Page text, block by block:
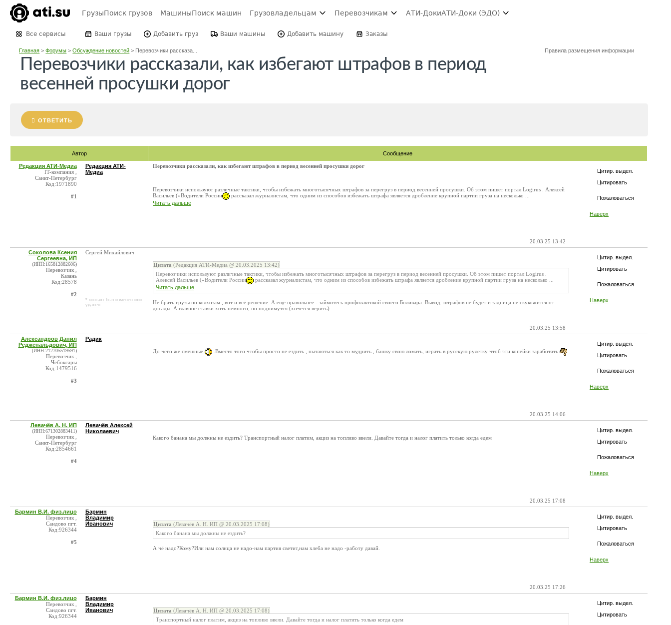
ГрузыПоиск грузов МашиныПоиск машин Грузовладельцам Перевозчикам АТИ-ДокиАТИ-Доки (ЭДО)
Все сервисы Ваши грузы Добавить груз Ваши машины Добавить машину Заказы
Главная >Форумы >Обсуждение новостей > Перевозчики рассказа... Правила размещения информации
Перевозчики рассказали, как избегают штрафов в период
весенней просушки дорог
ОТВЕТИТЬ
Автор Сообщение
Цитир. выдел.
Цитировать
Пожаловаться
Наверх
Редакция АТИ-Медиа
IT-компания ,
Санкт-Петербург
Код:1971890
#1
Редакция АТИ-
Медиа
Перевозчики рассказали, как избегают штрафов в период весенней просушки дорог
Перевозчики используют различные тактики, чтобы избежать многотысячных штрафов за перегруз в период весенней просушки. Об этом пишет портал Logirus . Алексей
Васильев («Водители России
рассказал журналистам, что одним из способов избежать штрафа является дробление крупной партии груза на несколько ...
Читать дальше
20.03.25 13:42
Цитир. выдел.
Цитировать
Пожаловаться
Наверх
Соколова Ксения
Сергеевна, ИП
(ИНН:165812882606)
Перевозчик ,
Казань
Код:28578
#2
Сергей Михайлович
* контакт был изменен или
удален
Цитата (Редакция АТИ-Медиа @ 20.03.2025 13:42)
Перевозчики используют различные тактики, чтобы избежать многотысячных штрафов за перегруз в период весенней просушки. Об этом пишет портал Logirus .
Алексей Васильев («Водители России
рассказал журналистам, что одним из способов избежать штрафа является дробление крупной партии груза на несколько ...
Читать дальше
Не брать грузы по колхозам , вот и всё решение. А ещё правильнее - займитесь профилактикой своего Боливара. Вывод: штрафов не будет и задница не скукожится от
досады. А главное ставки хоть немного, но поднимутся (хочется верить)
20.03.25 13:58
Цитир. выдел.
Цитировать
Пожаловаться
Наверх
Александров Данил
Редженальдович, ИП
(ИНН:212705519591)
Перевозчик ,
Чебоксары
Код:1479516
#3
Радик
До чего же смешные .Вместо того чтобы просто не ездить , пытаються как то мудрить , башку свою ломать, играть в русскую рулетку чтоб эти копейки заработать
20.03.25 14:06
Цитир. выдел.
Цитировать
Пожаловаться
Наверх
Левачёв А. Н. ИП
(ИНН:671302883411)
Перевозчик ,
Санкт-Петербург
Код:2854661
#4
Левачёв Алексей
Николаевич
Какого банана мы должны не ездить? Транспортный налог платим, акциз на топливо ввели. Давайте тогда и налог платить только когда едем
20.03.25 17:08
Цитир. выдел.
Цитировать
Пожаловаться
Наверх
Бармин В.И. физ.лицо
Перевозчик ,
Сандово пгт.
Код:926344
#5
Бармин
Владимир
Иванович
Цитата (Левачёв А. Н. ИП @ 20.03.2025 17:08)
Какого банана мы должны не ездить?
А чё надо?Кому?Или нам солнца не надо-нам партия светит,нам хлеба не надо -работу давай.
20.03.25 17:26
Цитир. выдел.
Цитировать
Бармин В.И. физ.лицо
Перевозчик ,
Сандово пгт.
Код:926344
Бармин
Владимир
Иванович
Цитата (Левачёв А. Н. ИП @ 20.03.2025 17:08)
Транспортный налог платим, акциз на топливо ввели. Давайте тогда и налог платить только когда едем